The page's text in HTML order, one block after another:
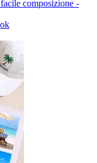
composizione -